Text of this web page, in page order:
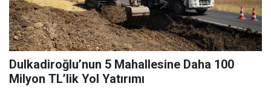
Dulkadiroğlu’nun 5 Mahallesine Daha 100
Milyon TL’lik Yol Yatırımı